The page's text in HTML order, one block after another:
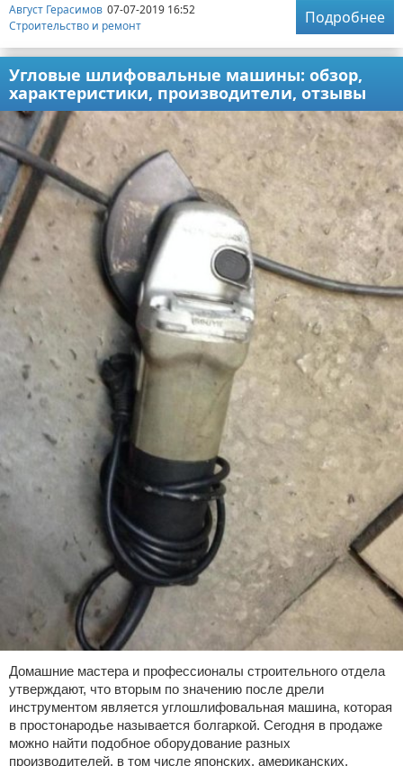
Август Герасимов 07-07-2019 16:52
Строительство и ремонт
Подробнее
Угловые шлифовальные машины: обзор,
характеристики, производители, отзывы
Домашние мастера и профессионалы строительного отдела
утверждают, что вторым по значению после дрели
инструментом является углошлифовальная машина, которая
в простонародье называется болгаркой. Сегодня в продаже
можно найти подобное оборудование разных
производителей, в том числе японских, американских,